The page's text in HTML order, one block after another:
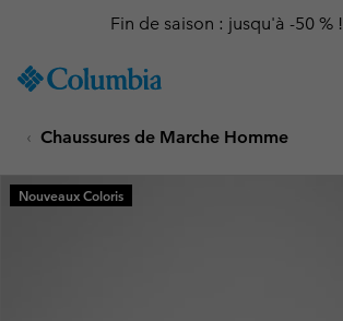
TO
SKIP
MAIN
NAV
Fin de saison : jusqu'à -50 % !
Chaussures de Marche Homme
Nouveaux Coloris